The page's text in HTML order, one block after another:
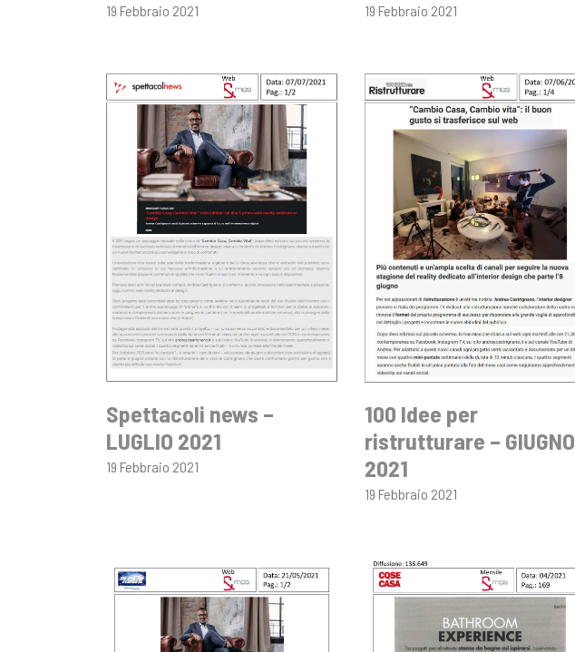
19 Febbraio 2021 19 Febbraio 2021
Spettacoli news –
LUGLIO 2021
19 Febbraio 2021
100 Idee per
ristrutturare – GIUGNO
2021
19 Febbraio 2021